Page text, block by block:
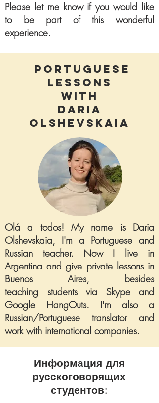
Please let me knowif you would like
to be part of this wonderful
experience.
Olá a todos! My name is Daria
Olshevskaia, I'm a Portuguese and
Russian teacher. Now I live in
Argentina and give private lessons in
Buenos Aires, besides
teaching students via Skype and
Google HangOuts. I'm also a
Russian/Portuguese translator and
work with international companies.
PORTUGUESE
LESSONS
WITH
DARIA
OLSHEVSKAIA
Информация для
русскоговорящих
студентов: